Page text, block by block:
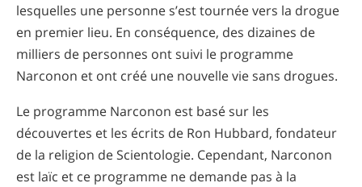
Toutes régions/langues
lesquelles une personne s’est tournée vers la drogue
en premier lieu. En conséquence, des dizaines de
milliers de personnes ont suivi le programme
Narconon et ont créé une nouvelle vie sans drogues.
Le programme Narconon est basé sur les
découvertes et les écrits de Ron Hubbard, fondateur
de la religion de Scientologie. Cependant, Narconon
est laïc et ce programme ne demande pas à la